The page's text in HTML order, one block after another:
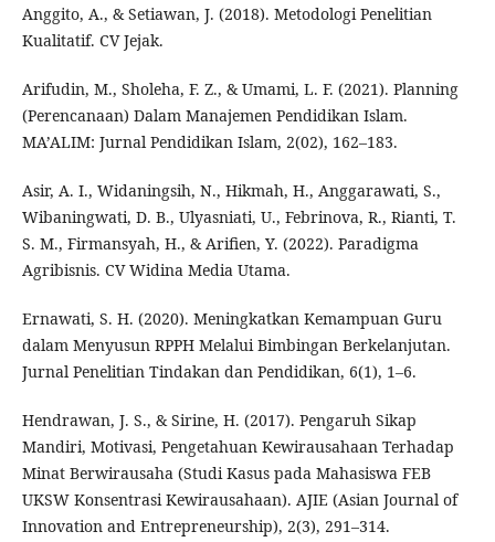
Anggito, A., & Setiawan, J. (2018). Metodologi Penelitian
Kualitatif. CV Jejak.
Arifudin, M., Sholeha, F. Z., & Umami, L. F. (2021). Planning
(Perencanaan) Dalam Manajemen Pendidikan Islam.
MA’ALIM: Jurnal Pendidikan Islam, 2(02), 162–183.
Asir, A. I., Widaningsih, N., Hikmah, H., Anggarawati, S.,
Wibaningwati, D. B., Ulyasniati, U., Febrinova, R., Rianti, T.
S. M., Firmansyah, H., & Arifien, Y. (2022). Paradigma
Agribisnis. CV Widina Media Utama.
Ernawati, S. H. (2020). Meningkatkan Kemampuan Guru
dalam Menyusun RPPH Melalui Bimbingan Berkelanjutan.
Jurnal Penelitian Tindakan dan Pendidikan, 6(1), 1–6.
Hendrawan, J. S., & Sirine, H. (2017). Pengaruh Sikap
Mandiri, Motivasi, Pengetahuan Kewirausahaan Terhadap
Minat Berwirausaha (Studi Kasus pada Mahasiswa FEB
UKSW Konsentrasi Kewirausahaan). AJIE (Asian Journal of
Innovation and Entrepreneurship), 2(3), 291–314.